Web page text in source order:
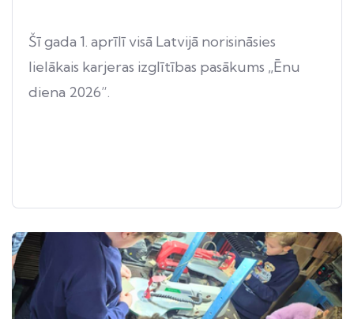
Šī gada 1. aprīlī visā Latvijā norisināsies
lielākais karjeras izglītības pasākums „Ēnu
diena 2026”.